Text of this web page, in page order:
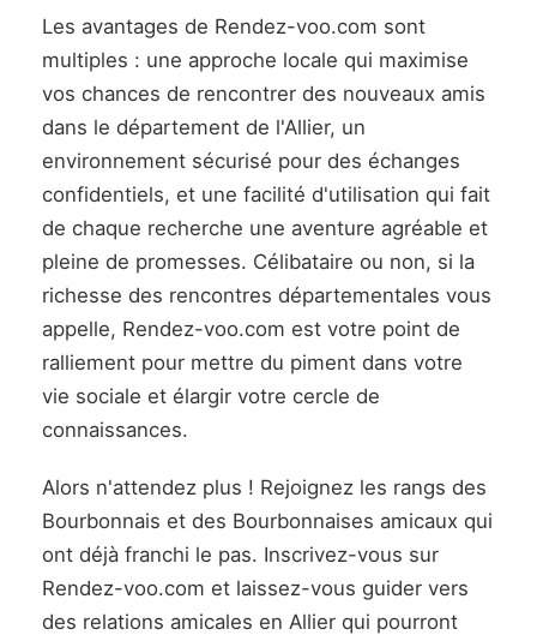
Les avantages de Rendez-voo.com sont
multiples : une approche locale qui maximise
vos chances de rencontrer des nouveaux amis
dans le département de l'Allier, un
environnement sécurisé pour des échanges
confidentiels, et une facilité d'utilisation qui fait
de chaque recherche une aventure agréable et
pleine de promesses. Célibataire ou non, si la
richesse des rencontres départementales vous
appelle, Rendez-voo.com est votre point de
ralliement pour mettre du piment dans votre
vie sociale et élargir votre cercle de
connaissances.
Alors n'attendez plus ! Rejoignez les rangs des
Bourbonnais et des Bourbonnaises amicaux qui
ont déjà franchi le pas. Inscrivez-vous sur
Rendez-voo.com et laissez-vous guider vers
des relations amicales en Allier qui pourront